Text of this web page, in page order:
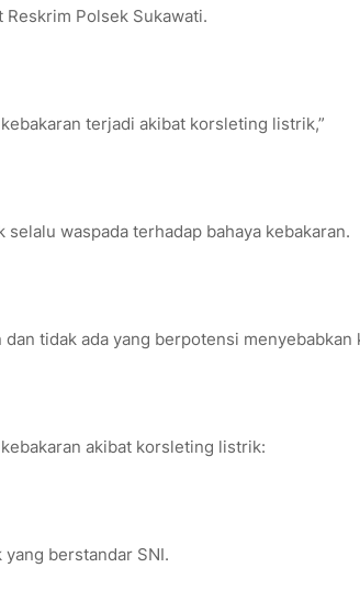
Reskrim Polsek Sukawati.
terjadi akibat korsleting listrik,”
waspada terhadap bahaya kebakaran.
tidak ada yang berpotensi menyebabkan
akibat korsleting listrik:
berstandar SNI.